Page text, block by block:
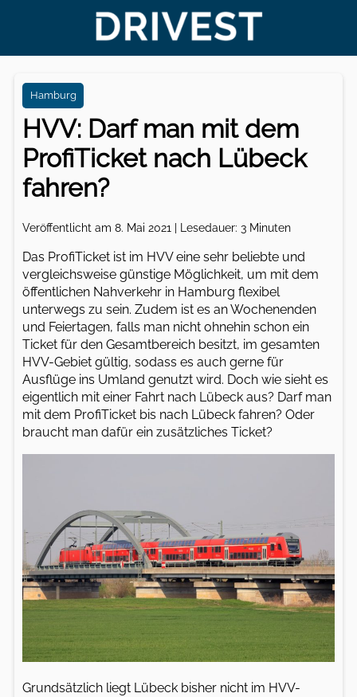
Hamburg
HVV: Darf man mit dem
ProfiTicket nach Lübeck
fahren?
Veröffentlicht am 8. Mai 2021 | Lesedauer: 3 Minuten
Das ProfiTicket ist im HVV eine sehr beliebte und
vergleichsweise günstige Möglichkeit, um mit dem
öffentlichen Nahverkehr in Hamburg flexibel
unterwegs zu sein. Zudem ist es an Wochenenden
und Feiertagen, falls man nicht ohnehin schon ein
Ticket für den Gesamtbereich besitzt, im gesamten
HVV-Gebiet gültig, sodass es auch gerne für
Ausflüge ins Umland genutzt wird. Doch wie sieht es
eigentlich mit einer Fahrt nach Lübeck aus? Darf man
mit dem ProfiTicket bis nach Lübeck fahren? Oder
braucht man dafür ein zusätzliches Ticket?
Grundsätzlich liegt Lübeck bisher nicht im HVV-